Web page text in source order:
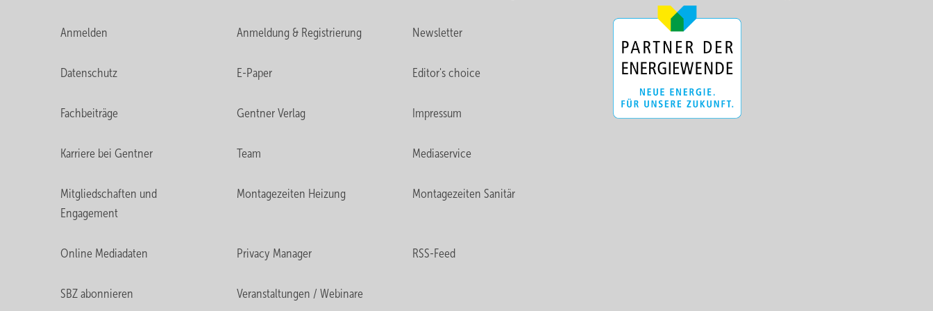
Anmelden Anmeldung & Registrierung Newsletter
Datenschutz E-Paper Editor's choice
Fachbeiträge Gentner Verlag Impressum
Karriere bei Gentner Team Mediaservice
Mitgliedschaften und
Engagement
Montagezeiten Heizung Montagezeiten Sanitär
Online Mediadaten Privacy Manager RSS-Feed
SBZ abonnieren Veranstaltungen / Webinare